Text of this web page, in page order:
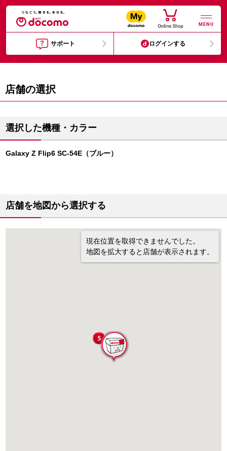
MENU
サポート ログインする
店舗の選択
選択した機種・カラー
Galaxy Z Flip6 SC-54E（ブルー）
店舗を地図から選択する
現在位置を取得できませんでした。
地図を拡大すると店舗が表示されます。